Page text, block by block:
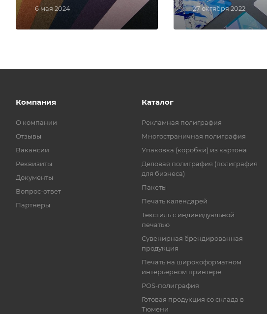
6 мая 2024 27 октября 2022
Компания
О компании
Отзывы
Вакансии
Реквизиты
Документы
Вопрос-ответ
Партнеры
Каталог
Рекламная полиграфия
Многостраничная полиграфия
Упаковка (коробки) из картона
Деловая полиграфия (полиграфия
для бизнеса)
Пакеты
Печать календарей
Текстиль с индивидуальной
печатью
Сувенирная брендированная
продукция
Печать на широкоформатном
интерьерном принтере
POS-полиграфия
Готовая продукция со склада в
Тюмени